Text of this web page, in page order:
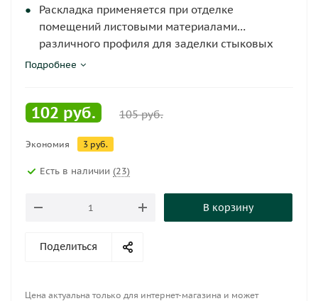
Раскладка применяется при отделке
помещений листовыми материалами
различного профиля для заделки стыковых
швов, швов во внутреннем и на внешнем углах
Подробнее
102 руб. 105руб.
Экономия 3 руб.
Есть в наличии (23)
В корзину
Поделиться
Цена актуальна только для интернет-магазина и может